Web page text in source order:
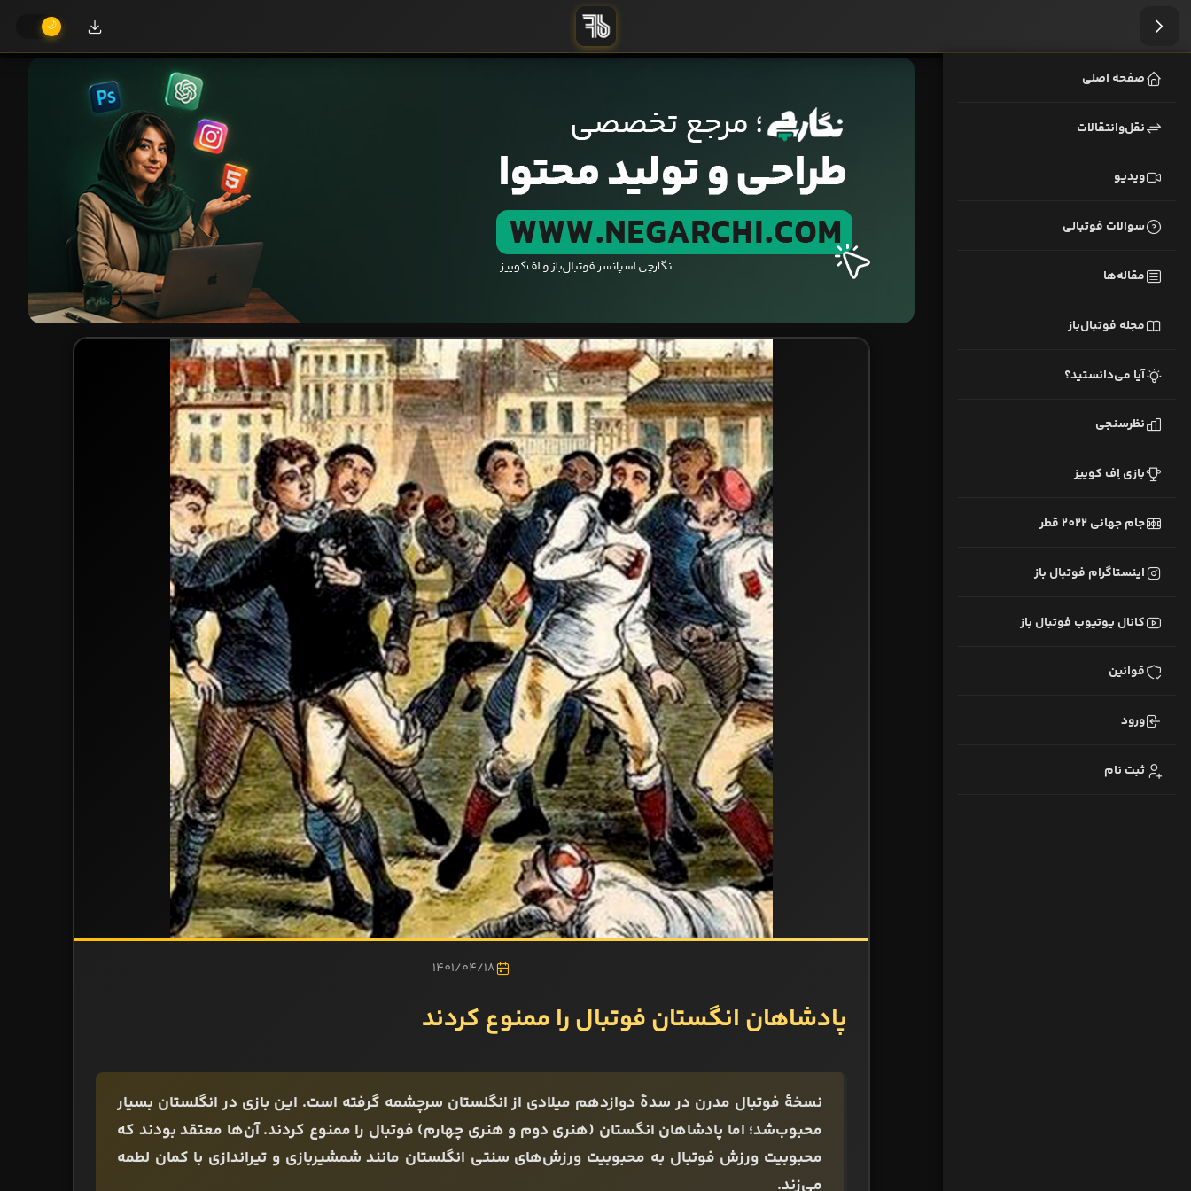
صفحه اصلی
نقل‌وانتقالات
ویدیو
سوالات فوتبالی
مقاله‌ها
مجله فوتبال‌باز
آیا می‌دانستید؟
نظرسنجی
بازی اِف کوییز
جام جهانی 2022 قطر
اینستاگرام فوتبال باز
کانال یوتیوب فوتبال باز
قوانین
ورود
ثبت نام
1401/04/18
پادشاهان انگستان فوتبال را ممنوع ‌کردند
نسخۀ فوتبال مدرن در سدۀ دوازدهم میلادی از انگلستان سرچشمه گرفته ‌است. این بازی در انگلستان بسیار
محبوب‌شد؛ اما پادشاهان انگستان (هنری دوم و هنری چهارم) فوتبال را ممنوع ‌کردند. آن‌ها معتقد بودند که
محبوبیت ورزش فوتبال به محبوبیت ورزش‌های سنتی انگلستان مانند شمشیربازی و تیراندازی با کمان لطمه
می‌زند.